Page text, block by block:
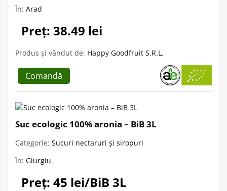
În: Arad
Preț: 38.49 lei
Produs și vândut de: Happy Goodfruit S.R.L.
Comandă
Suc ecologic 100% aronia – BiB 3L
Categorie: Sucuri nectaruri și siropuri
În: Giurgiu
Preț: 45 lei/BiB 3L